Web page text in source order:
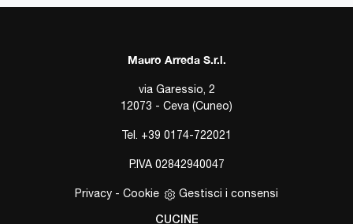
Mauro Arreda S.r.l.
via Garessio, 2
12073 - Ceva (Cuneo)
Tel. +39 0174-722021
P.IVA 02842940047
Privacy - Cookie Gestisci i consensi
CUCINE